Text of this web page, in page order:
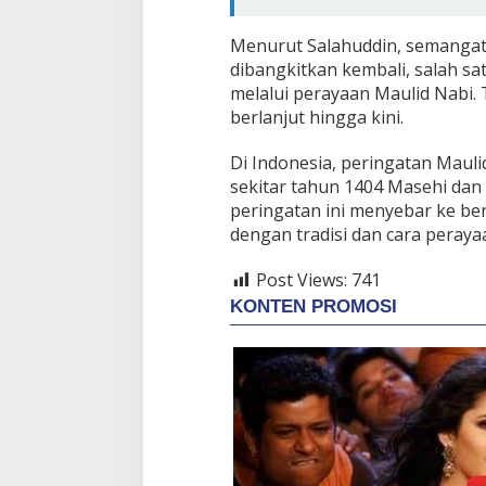
Menurut Salahuddin,
dibangkitkan kembali, salah
melalui perayaan Maulid Nabi.
berlanjut hingga kini.
Di Indonesia, peringatan
sekitar tahun 1404 Masehi
peringatan ini menyebar ke
dengan tradisi dan cara
Post Views: 741